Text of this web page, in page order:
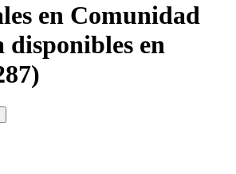
en Comunidad
disponibles en